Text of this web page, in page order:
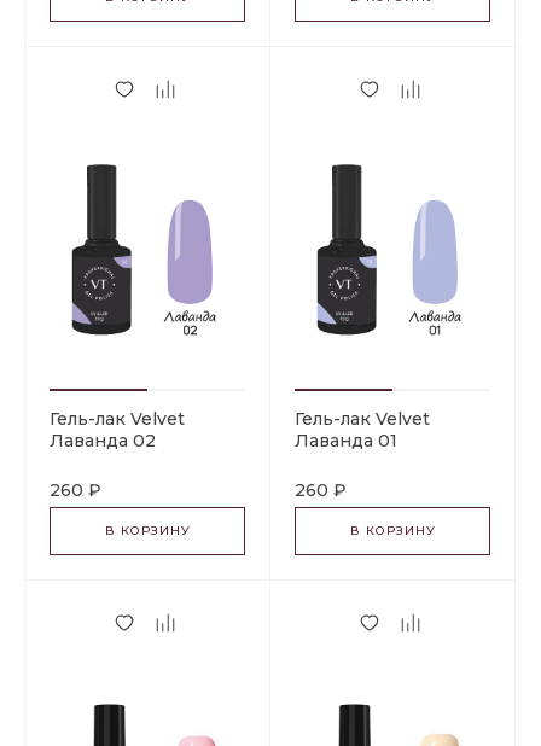
Гель-лак Velvet
Лаванда 02
260 ₽
В КОРЗИНУ
Гель-лак Velvet
Лаванда 01
260 ₽
В КОРЗИНУ